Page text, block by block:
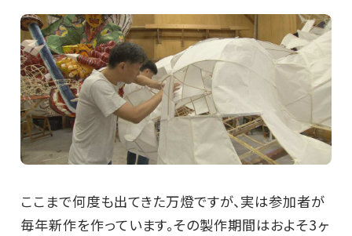
ここまで何度も出てきた万燈ですが、実は参加者が
毎年新作を作っています。その製作期間はおよそ3ヶ